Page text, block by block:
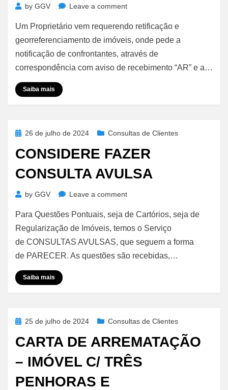
by GGV Leave a commenton
–
Citação
de
Pessoas
Aviso
Recebimento
Um Proprietário vem requerendo retificação e
georreferenciamento de imóveis, onde pede a
notificação de confrontantes, através de
correspondência com aviso de recebimento “AR” e a…
Saiba mais
Posted26 de julho de 2024 Consultas de Clientes
CONSIDERE FAZER
CONSULTA AVULSA
by GGV Leave a commenton
FAZER
CONSULTA
AVULSA
Para Questões Pontuais, seja de Cartórios, seja de
Regularização de Imóveis, temos o Serviço
de CONSULTAS AVULSAS, que seguem a forma
de PARECER. As questões são recebidas,…
Saiba mais
Posted25 de julho de 2024 Consultas de Clientes
CARTA DE ARREMATAÇÃO
– IMÓVEL C/ TRÊS
PENHORAS E